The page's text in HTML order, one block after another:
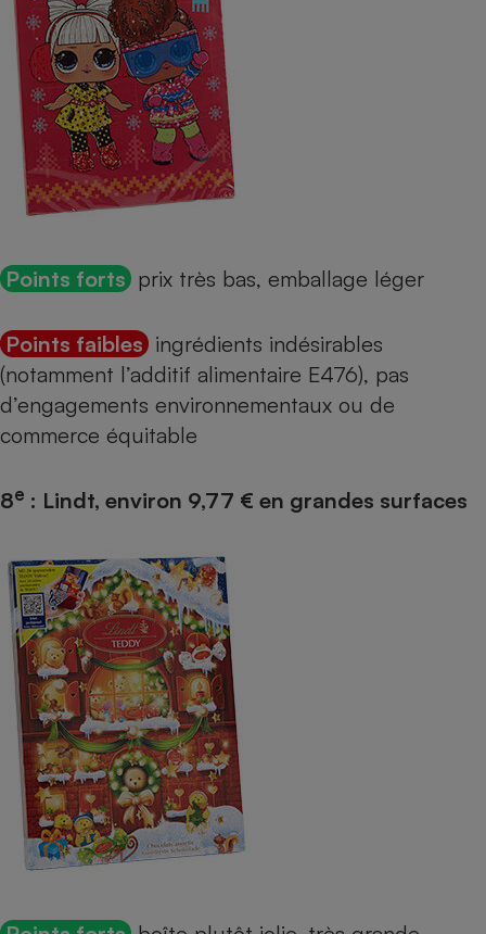
Points forts prix très bas, emballage léger
Points faibles ingrédients indésirables
(notamment l’additif alimentaire E476), pas
d’engagements environnementaux ou de
commerce équitable
8e : Lindt, environ 9,77 € en grandes surfaces